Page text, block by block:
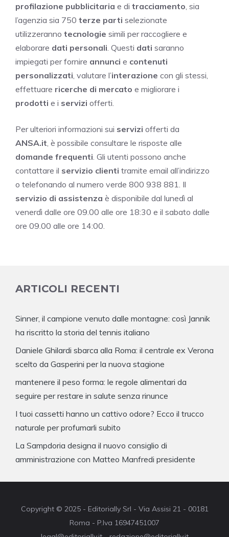
profilazione pubblicitaria e di tracciamento , sia
l’agenzia sia 750 terze parti selezionate
utilizzeranno tecnologie simili per raccogliere e
elaborare dati personali . Questi dati saranno
impiegati per fornire annunci e contenuti
personalizzati , valutare l’interazione con gli stessi,
effettuare ricerche di mercato e migliorare i
prodotti e i servizi offerti.
Per ulteriori informazioni sui servizi offerti da
ANSA.it , è possibile consultare le risposte alle
domande frequenti . Gli utenti possono anche
contattare il servizio clienti tramite email all’indirizzo
o telefonando al numero verde 800 938 881. Il
servizio di assistenza è disponibile dal lunedì al
venerdì dalle ore 09.00 alle ore 18:30 e il sabato dalle
ore 09.00 alle ore 14:00.
ARTICOLI RECENTI
Sinner, il campione venuto dalle montagne: così Jannik
ha riscritto la storia del tennis italiano
Daniele Ghilardi sbarca alla Roma: il centrale ex Verona
scelto da Gasperini per la nuova stagione
mantenere il peso forma: le regole alimentari da
seguire per restare in salute senza rinunce
I tuoi cassetti hanno un cattivo odore? Ecco il trucco
naturale per profumarli subito
La Sampdoria designa il nuovo consiglio di
amministrazione con Matteo Manfredi presidente
Copyright © 2025 - Editorially Srl - Via Assisi 21 - 00181
Roma - P.Iva 16947451007